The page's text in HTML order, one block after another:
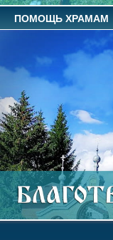
ПОМОЩЬ ХРАМАМ